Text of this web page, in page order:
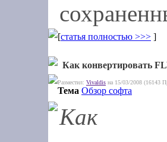
[статья полностью >>> ]
Как конвертировать
Разместил: Vivaldis на 15/03/2008 (16143
Тема Обзор софта
Как